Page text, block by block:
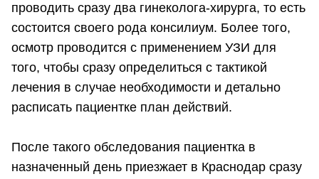
проводить сразу два гинеколога-хирурга, то есть
состоится своего рода консилиум. Более того,
осмотр проводится с применением УЗИ для
того, чтобы сразу определиться с тактикой
лечения в случае необходимости и детально
расписать пациентке план действий.
После такого обследования пациентка в
назначенный день приезжает в Краснодар сразу